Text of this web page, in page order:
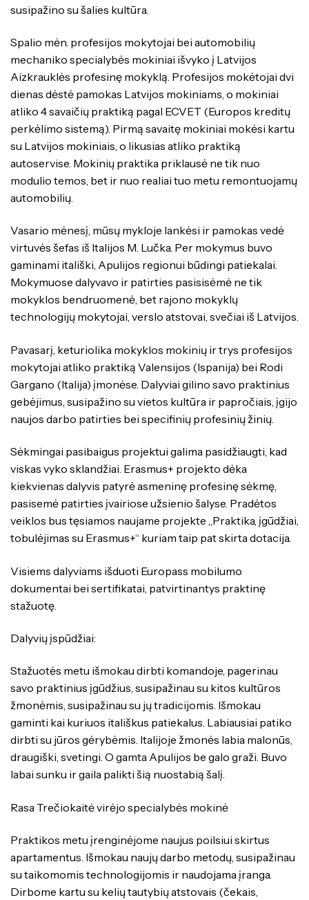
susipažino su šalies kultūra.
Spalio mėn. profesijos mokytojai bei automobilių
mechaniko specialybės mokiniai išvyko į Latvijos
Aizkrauklės profesinę mokyklą. Profesijos mokėtojai dvi
dienas dėstė pamokas Latvijos mokiniams, o mokiniai
atliko 4 savaičių praktiką pagal ECVET (Europos kreditų
perkėlimo sistemą). Pirmą savaitę mokiniai mokėsi kartu
su Latvijos mokiniais, o likusias atliko praktiką
autoservise. Mokinių praktika priklausė ne tik nuo
modulio temos, bet ir nuo realiai tuo metu remontuojamų
automobilių.
Vasario mėnesį, mūsų mykloje lankėsi ir pamokas vedė
virtuvės šefas iš Italijos M. Lučka. Per mokymus buvo
gaminami itališki, Apulijos regionui būdingi patiekalai.
Mokymuose dalyvavo ir patirties pasisisėmė ne tik
mokyklos bendruomenė, bet rajono mokyklų
technologijų mokytojai, verslo atstovai, svečiai iš Latvijos.
Pavasarį, keturiolika mokyklos mokinių ir trys profesijos
mokytojai atliko praktiką Valensijos (Ispanija) bei Rodi
Gargano (Italija) įmonėse. Dalyviai gilino savo praktinius
gebėjimus, susipažino su vietos kultūra ir papročiais, įgijo
naujos darbo patirties bei specifinių profesinių žinių.
Sėkmingai pasibaigus projektui galima pasidžiaugti, kad
viskas vyko sklandžiai. Erasmus+ projekto dėka
kiekvienas dalyvis patyrė asmeninę profesinę sėkmę,
pasisemė patirties įvairiose užsienio šalyse. Pradėtos
veiklos bus tęsiamos naujame projekte „Praktika, įgūdžiai,
tobulėjimas su Erasmus+“ kuriam taip pat skirta dotacija.
Visiems dalyviams išduoti Europass mobilumo
dokumentai bei sertifikatai, patvirtinantys praktinę
stažuotę.
Dalyvių įspūdžiai:
Stažuotės metu išmokau dirbti komandoje, pagerinau
savo praktinius įgūdžius, susipažinau su kitos kultūros
žmonėmis, susipažinau su jų tradicijomis. Išmokau
gaminti kai kuriuos itališkus patiekalus. Labiausiai patiko
dirbti su jūros gėrybėmis. Italijoje žmonės labia malonūs,
draugiški, svetingi. O gamta Apulijos be galo graži. Buvo
labai sunku ir gaila palikti šią nuostabią šalį.
Rasa Trečiokaitė virėjo specialybės mokinė
Praktikos metu įrenginėjome naujus poilsiui skirtus
apartamentus. Išmokau naujų darbo metodų, susipažinau
su taikomomis technologijomis ir naudojama įranga.
Dirbome kartu su kelių tautybių atstovais (čekais,